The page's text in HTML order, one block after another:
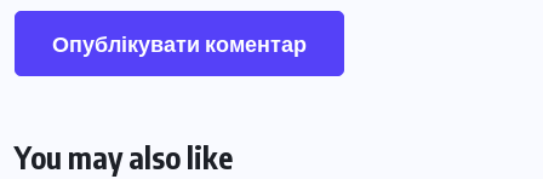
You may also like